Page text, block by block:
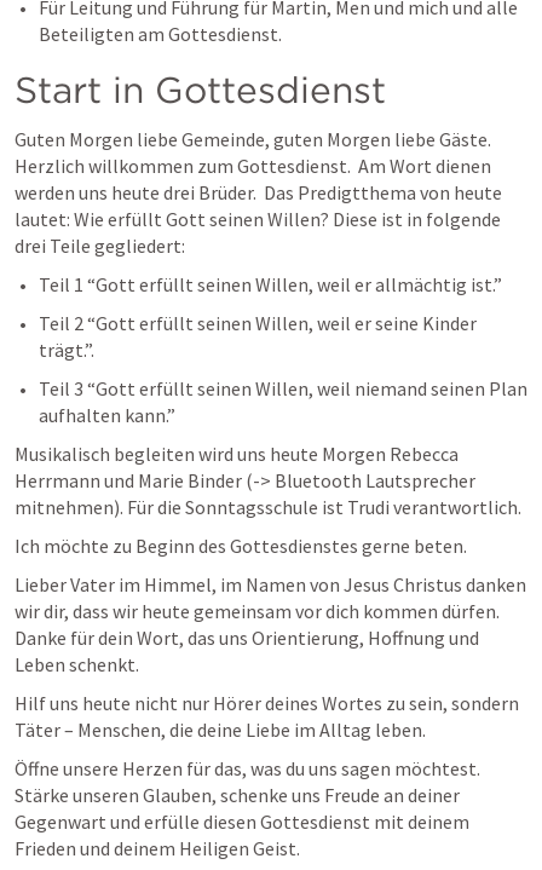
Für Leitung und Führung für Martin, Men und mich und alle
Beteiligten am Gottesdienst.
Start in Gottesdienst
Guten Morgen liebe Gemeinde, guten Morgen liebe Gäste.
Herzlich willkommen zum Gottesdienst.  Am Wort dienen
werden uns heute drei Brüder.  Das Predigtthema von heute
lautet: Wie erfüllt Gott seinen Willen? Diese ist in folgende
drei Teile gegliedert:
Teil 1 “Gott erfüllt seinen Willen, weil er allmächtig ist.”
Teil 2 “Gott erfüllt seinen Willen, weil er seine Kinder
trägt.”.
Teil 3 “Gott erfüllt seinen Willen, weil niemand seinen Plan
aufhalten kann.”
Musikalisch begleiten wird uns heute Morgen Rebecca
Herrmann und Marie Binder (-> Bluetooth Lautsprecher
Ich möchte zu Beginn des Gottesdienstes gerne beten.
Lieber Vater im Himmel, im Namen von Jesus Christus danken
wir dir, dass wir heute gemeinsam vor dich kommen dürfen.
Danke für dein Wort, das uns Orientierung, Hoffnung und
Leben schenkt.
Hilf uns heute nicht nur Hörer deines Wortes zu sein, sondern
Täter – Menschen, die deine Liebe im Alltag leben.
Öffne unsere Herzen für das, was du uns sagen möchtest.
Stärke unseren Glauben, schenke uns Freude an deiner
Gegenwart und erfülle diesen Gottesdienst mit deinem
Frieden und deinem Heiligen Geist.